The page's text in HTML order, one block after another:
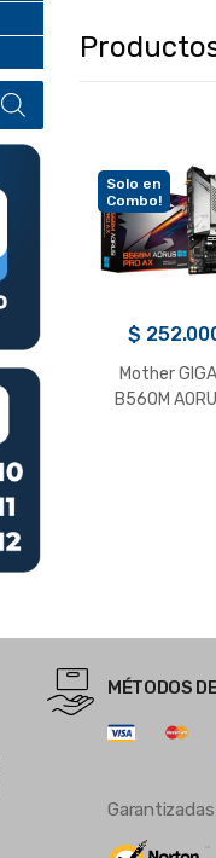
Solo en
Combo!
$
Mother
B560M
MÉTODOS